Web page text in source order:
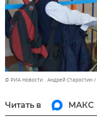
© РИА Новости . Андрей Старостин
Читать в МАКС